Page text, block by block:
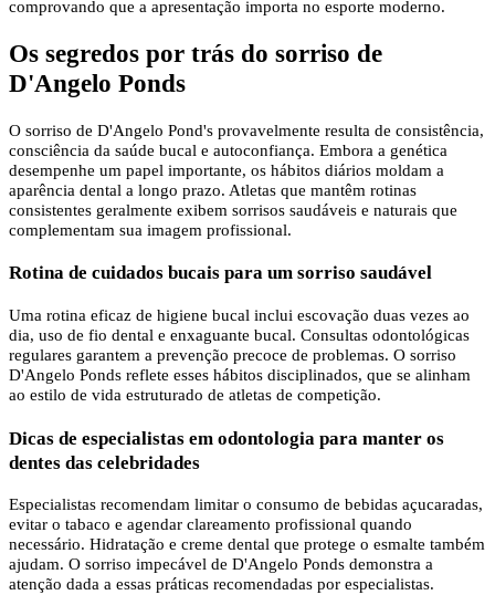
comprovando que a apresentação importa no esporte moderno.
Os segredos por trás do sorriso de
D'Angelo Ponds
O sorriso de D'Angelo Pond's provavelmente resulta de consistência,
consciência da saúde bucal e autoconfiança. Embora a genética
desempenhe um papel importante, os hábitos diários moldam a
aparência dental a longo prazo. Atletas que mantêm rotinas
consistentes geralmente exibem sorrisos saudáveis ​​e naturais que
complementam sua imagem profissional.
Rotina de cuidados bucais para um sorriso saudável
Uma rotina eficaz de higiene bucal inclui escovação duas vezes ao
dia, uso de fio dental e enxaguante bucal. Consultas odontológicas
regulares garantem a prevenção precoce de problemas. O sorriso
D'Angelo Ponds reflete esses hábitos disciplinados, que se alinham
ao estilo de vida estruturado de atletas de competição.
Dicas de especialistas em odontologia para manter os
dentes das celebridades
Especialistas recomendam limitar o consumo de bebidas açucaradas,
evitar o tabaco e agendar clareamento profissional quando
necessário. Hidratação e creme dental que protege o esmalte também
ajudam. O sorriso impecável de D'Angelo Ponds demonstra a
atenção dada a essas práticas recomendadas por especialistas.